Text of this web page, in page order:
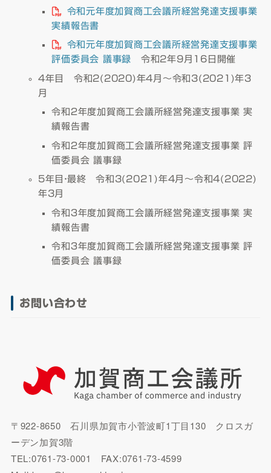
令和元年度加賀商工会議所経営発達支援事業
実績報告書
令和元年度加賀商工会議所経営発達支援事業
評価委員会 議事録 令和2年9月16日開催
4年目 令和2(2020)年4月～令和3(2021)年3
月
令和２年度加賀商工会議所経営発達支援事業 実
績報告書
令和２年度加賀商工会議所経営発達支援事業 評
価委員会 議事録
5年目・最終 令和3(2021)年4月～令和4(2022)
年3月
令和３年度加賀商工会議所経営発達支援事業 実
績報告書
令和３年度加賀商工会議所経営発達支援事業 評
価委員会 議事録
お問い合わせ
〒922-8650 石川県加賀市小菅波町1丁目130 クロスガ
ーデン加賀3階
TEL:0761-73-0001 FAX:0761-73-4599